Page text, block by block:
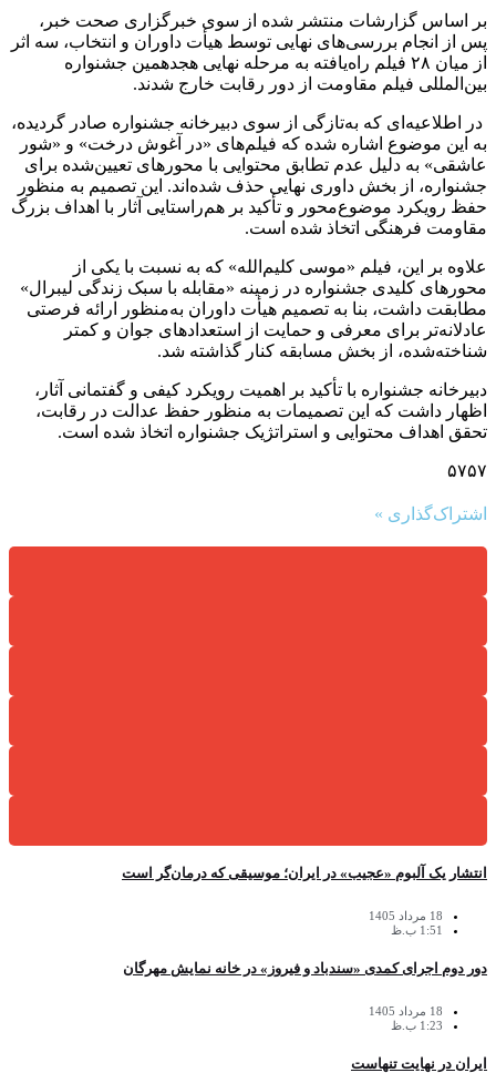
بر اساس گزارشات منتشر شده از سوی خبرگزاری صحت خبر،
پس از انجام بررسی‌های نهایی توسط هیأت داوران و انتخاب، سه اثر
از میان ۲۸ فیلم راه‌یافته به مرحله نهایی هجدهمین جشنواره
بین‌المللی فیلم مقاومت از دور رقابت خارج شدند.
در اطلاعیه‌ای که به‌تازگی از سوی دبیرخانه جشنواره صادر گردیده،
به این موضوع اشاره شده که فیلم‌های «در آغوش درخت» و «شور
عاشقی» به دلیل عدم تطابق محتوایی با محورهای تعیین‌شده برای
جشنواره، از بخش داوری نهایی حذف شده‌اند. این تصمیم به منظور
حفظ رویکرد موضوع‌محور و تأکید بر هم‌راستایی آثار با اهداف بزرگ
مقاومت فرهنگی اتخاذ شده است.
علاوه بر این، فیلم «موسی کلیم‌الله» که به نسبت با یکی از
محورهای کلیدی جشنواره در زمینه «مقابله با سبک زندگی لیبرال»
مطابقت داشت، بنا به تصمیم هیأت داوران به‌منظور ارائه فرصتی
عادلانه‌تر برای معرفی و حمایت از استعدادهای جوان و کمتر
شناخته‌شده، از بخش مسابقه کنار گذاشته شد.
دبیرخانه جشنواره با تأکید بر اهمیت رویکرد کیفی و گفتمانی آثار،
اظهار داشت که این تصمیمات به منظور حفظ عدالت در رقابت،
تحقق اهداف محتوایی و استراتژیک جشنواره اتخاذ شده است.
۵۷۵۷
اشتراک‌گذاری »
انتشار یک آلبوم «عجیب» در ایران؛ موسیقی که درمان‌گر است
18 مرداد 1405
1:51 ب.ظ
دور دوم اجرای کمدی «سندباد و فیروز» در خانه نمایش مهرگان
18 مرداد 1405
1:23 ب.ظ
ایران در نهایت تنهاست